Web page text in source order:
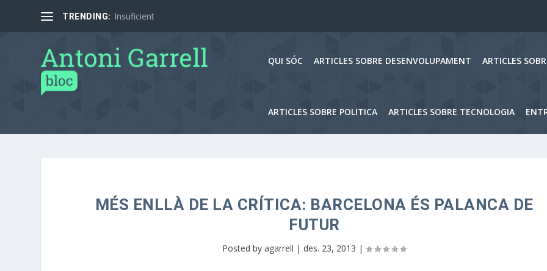
TRENDING: Insuficient
QUI SÓC ARTICLES SOBRE DESENVOLUPAMENT ARTICLES
ARTICLES SOBRE POLITICA ARTICLES SOBRE TECNOLOGIA
MÉS ENLLÀ DE LA CRÍTICA: BARCELONA ÉS PALANCA DE
FUTUR
Posted byagarrell |des. 23, 2013 |